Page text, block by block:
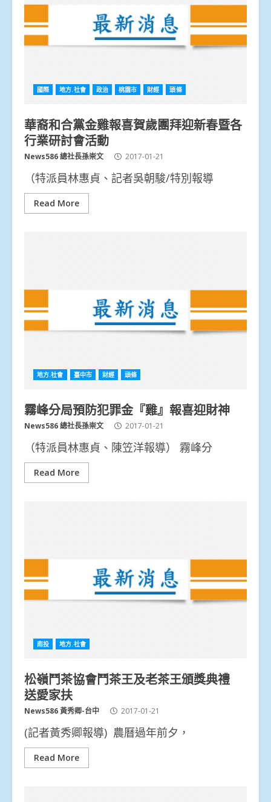
國際 地方.社會 政治 桃園市 財經 頭條
華裔和合黨金雞報喜賀歲團拜迎新春暨各
行業研討會活動
News586 總社長孫崇文 2017-01-21
（特派員林惠貞、記者吳朝駿/特別報導
Read More
地方.社會 臺中市 財經 頭條
霧峰分局預防犯罪金『雞』報喜迎財神
News586 總社長孫崇文 2017-01-21
（特派員林惠貞、陳笠洋報導） 霧峰分
Read More
南投 地方.社會
松嶺鬥茶協會鬥茶王及老茶王頒獎典禮
送愛家扶
News586 黃秀卿-台中 2017-01-21
(記者黃秀卿報導) 農曆過年前夕，
Read More